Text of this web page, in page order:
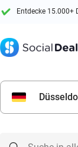
Entdecke 15.000+